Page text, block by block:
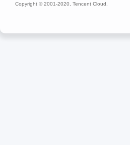
Copyright © 2001-2020, Tencent Cloud.